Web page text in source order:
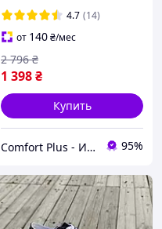
41 размер
4.7 (14)
от 140₴/мес
1 398₴
2 796 ₴
Купить
Comfort Plus - Интенет-магазин Термобелья 95%